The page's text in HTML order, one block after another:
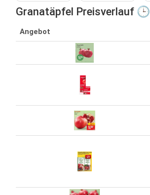
Granatäpfel Preisverlauf 🕒
Angebot